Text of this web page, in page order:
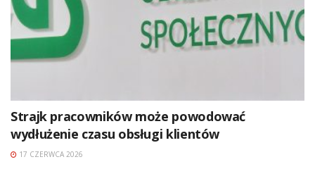
Strajk pracowników może powodować
wydłużenie czasu obsługi klientów
17 CZERWCA 2026